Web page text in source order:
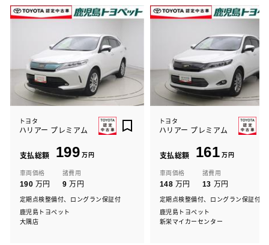
トヨタ
ハリアー プレミアム
支払総額 199 万円
車両価格
190 万円
諸費用
9 万円
定期点検整備付、ロングラン保証付
鹿児島トヨペット
大隅店
トヨタ
ハリアー プレミアム
支払総額 161 万円
車両価格
148 万円
諸費用
13 万円
定期点検整備付、ロングラン保証付
鹿児島トヨペット
新栄マイカーセンター